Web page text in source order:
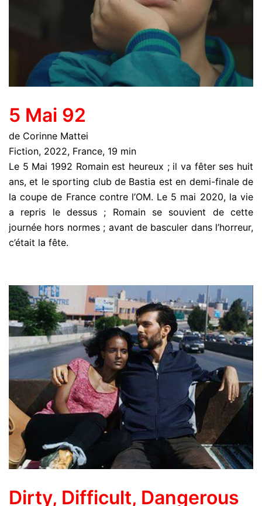
5 Mai 92
de Corinne Mattei
Fiction, 2022, France, 19 min
Le 5 Mai 1992 Romain est heureux ; il va fêter ses huit
ans, et le sporting club de Bastia est en demi-finale de
la coupe de France contre l’OM. Le 5 mai 2020, la vie
a repris le dessus ; Romain se souvient de cette
journée hors normes ; avant de basculer dans l’horreur,
c’était la fête.
Dirty, Difficult, Dangerous